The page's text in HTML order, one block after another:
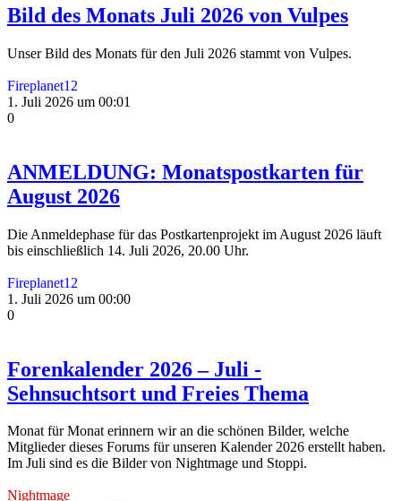
Bild des Monats Juli 2026 von Vulpes
Unser Bild des Monats für den Juli 2026 stammt von Vulpes.
Fireplanet12
1. Juli 2026 um 00:01
0
ANMELDUNG: Monatspostkarten für
August 2026
Die Anmeldephase für das Postkartenprojekt im August 2026 läuft
bis einschließlich 14. Juli 2026, 20.00 Uhr.
Fireplanet12
1. Juli 2026 um 00:00
0
Forenkalender 2026 – Juli -
Sehnsuchtsort und Freies Thema
Monat für Monat erinnern wir an die schönen Bilder, welche
Mitglieder dieses Forums für unseren Kalender 2026 erstellt haben.
Im Juli sind es die Bilder von Nightmage und Stoppi.
Nightmage